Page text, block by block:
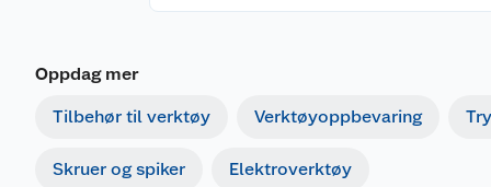
Oppdag mer
Tilbehør til verktøy Verktøyoppbevaring
Skruer og spiker Elektroverktøy